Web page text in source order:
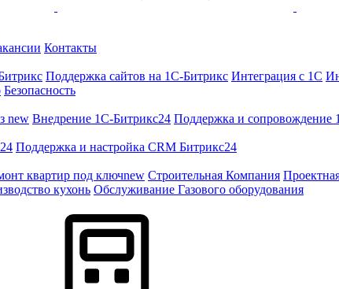
Контакты
Поддержка сайтов на 1С-Битрикс Интеграция с 1С
Безопасность
new Внедрение 1C-Битрикс24 Поддержка и сопровождение
Поддержка и настройка CRM Битрикс24
квартир под ключnew Строительная Компания
кухонь Обслуживание Газового оборудования